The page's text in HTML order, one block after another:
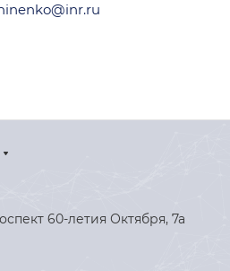
60-летия Октября, 7а